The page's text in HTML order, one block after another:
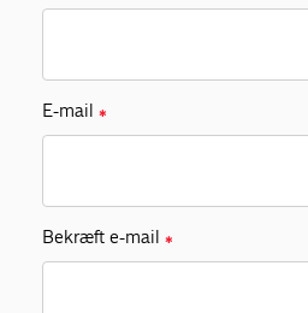
E-mail ✱
Bekræft e-mail ✱